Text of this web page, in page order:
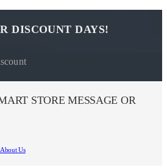
DISCOUNT DAYS!
STORE MESSAGE OR
About Us